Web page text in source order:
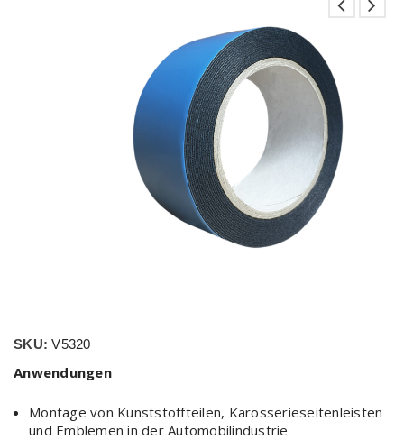
SKU:V5320
Anwendungen
Montage von Kunststoffteilen, Karosserieseitenleisten
und Emblemen in der Automobilindustrie